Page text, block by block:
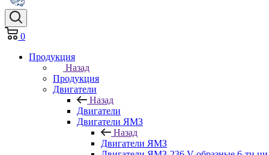
0
Продукция
Назад
Продукция
Двигатели
Назад
Двигатели
Двигатели ЯМЗ
Назад
Двигатели ЯМЗ